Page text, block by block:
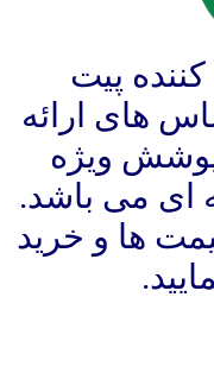
پیت
های ارائه
ویژه
ای می باشد.
ها و خرید